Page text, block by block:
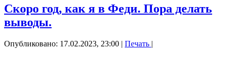
Скоро год, как я в Феди. Пора делать
выводы.
Опубликовано: 17.02.2023, 23:00 | Печать |